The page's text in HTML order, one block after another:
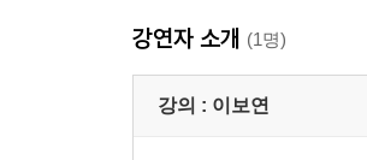
강연자 소개 (1명)
강의 : 이보연